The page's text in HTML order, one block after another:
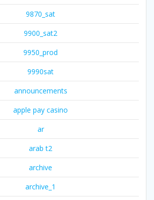
9870_sat
9900_sat2
9950_prod
9990sat
announcements
apple pay casino
ar
arab t2
archive
archive_1